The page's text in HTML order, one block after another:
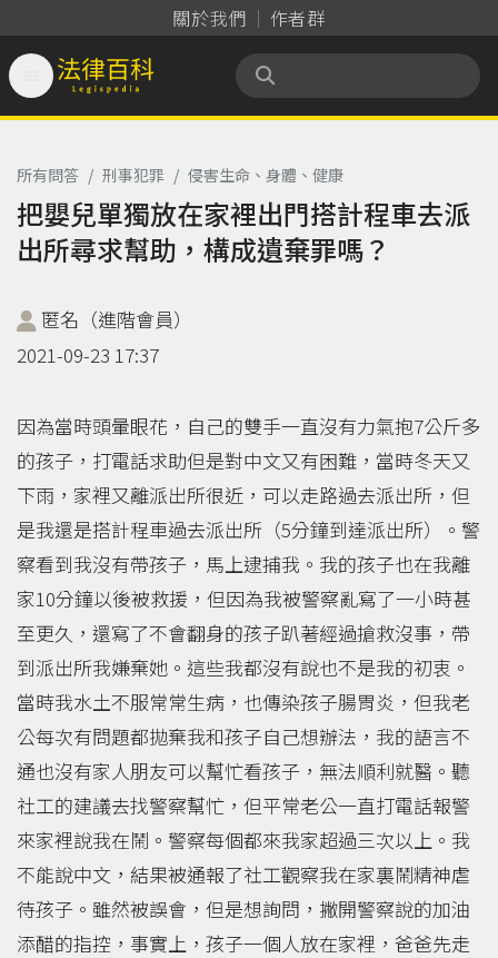
關於我們 作者群
法律百科 Legispedia
所有問答 / 刑事犯罪 / 侵害生命、身體、健康
把嬰兒單獨放在家裡出門搭計程車去派
出所尋求幫助，構成遺棄罪嗎？
匿名（進階會員）
2021-09-23 17:37
因為當時頭暈眼花，自己的雙手一直沒有力氣抱7公斤多
的孩子，打電話求助但是對中文又有困難，當時冬天又
下雨，家裡又離派出所很近，可以走路過去派出所，但
是我還是搭計程車過去派出所（5分鐘到達派出所）。警
察看到我沒有帶孩子，馬上逮捕我。我的孩子也在我離
家10分鐘以後被救援，但因為我被警察亂寫了一小時甚
至更久，還寫了不會翻身的孩子趴著經過搶救沒事，帶
到派出所我嫌棄她。這些我都沒有說也不是我的初衷。
當時我水土不服常常生病，也傳染孩子腸胃炎，但我老
公每次有問題都拋棄我和孩子自己想辦法，我的語言不
通也沒有家人朋友可以幫忙看孩子，無法順利就醫。聽
社工的建議去找警察幫忙，但平常老公一直打電話報警
來家裡說我在鬧。警察每個都來我家超過三次以上。我
不能說中文，結果被通報了社工觀察我在家裏鬧精神虐
待孩子。雖然被誤會，但是想詢問，撇開警察說的加油
添醋的指控，事實上，孩子一個人放在家裡，爸爸先走